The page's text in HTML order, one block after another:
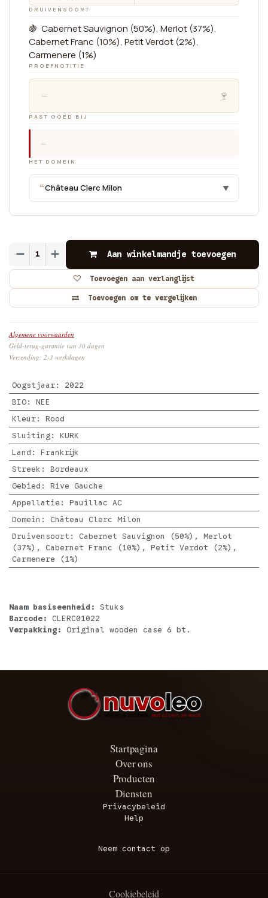
DRUIVENSOORT
🍇 Cabernet Sauvignon (50%), Merlot (37%),
Cabernet Franc (10%), Petit Verdot (2%),
Carmenere (1%)
PROEFNOTITIE
🍷
—
PAST GOED BIJ
—
HET DOMEIN
“Château Clerc Milon ▼
Aan winkelmandje toevoegen
Toevoegen om te vergelijken
Toevoegen aan verlanglijst
Algemene voorwaarden
Geld-terug-garantie van 30 dagen
Verzending: 2-3 werkdagen
Oogstjaar: 2022
BIO: NEE
Kleur: Rood
Sluiting: KURK
Land : Frankrijk
Streek : Bordeaux
Gebied : Rive Gauche
Appellatie : Pauillac AC
Domein : Château Clerc Milon
Druivensoort : Cabernet Sauvignon (50%), Merlot
(37%), Cabernet Franc (10%), Petit Verdot (2%),
Carmenere (1%)
Naam basiseenheid: Stuks
Barcode: CLERC01022
Verpakking: Original wooden case 6 bt.
Startpagina
Over ons
Producten
Diensten
Privacybeleid
Help
Neem contact op
Cookiebeleid